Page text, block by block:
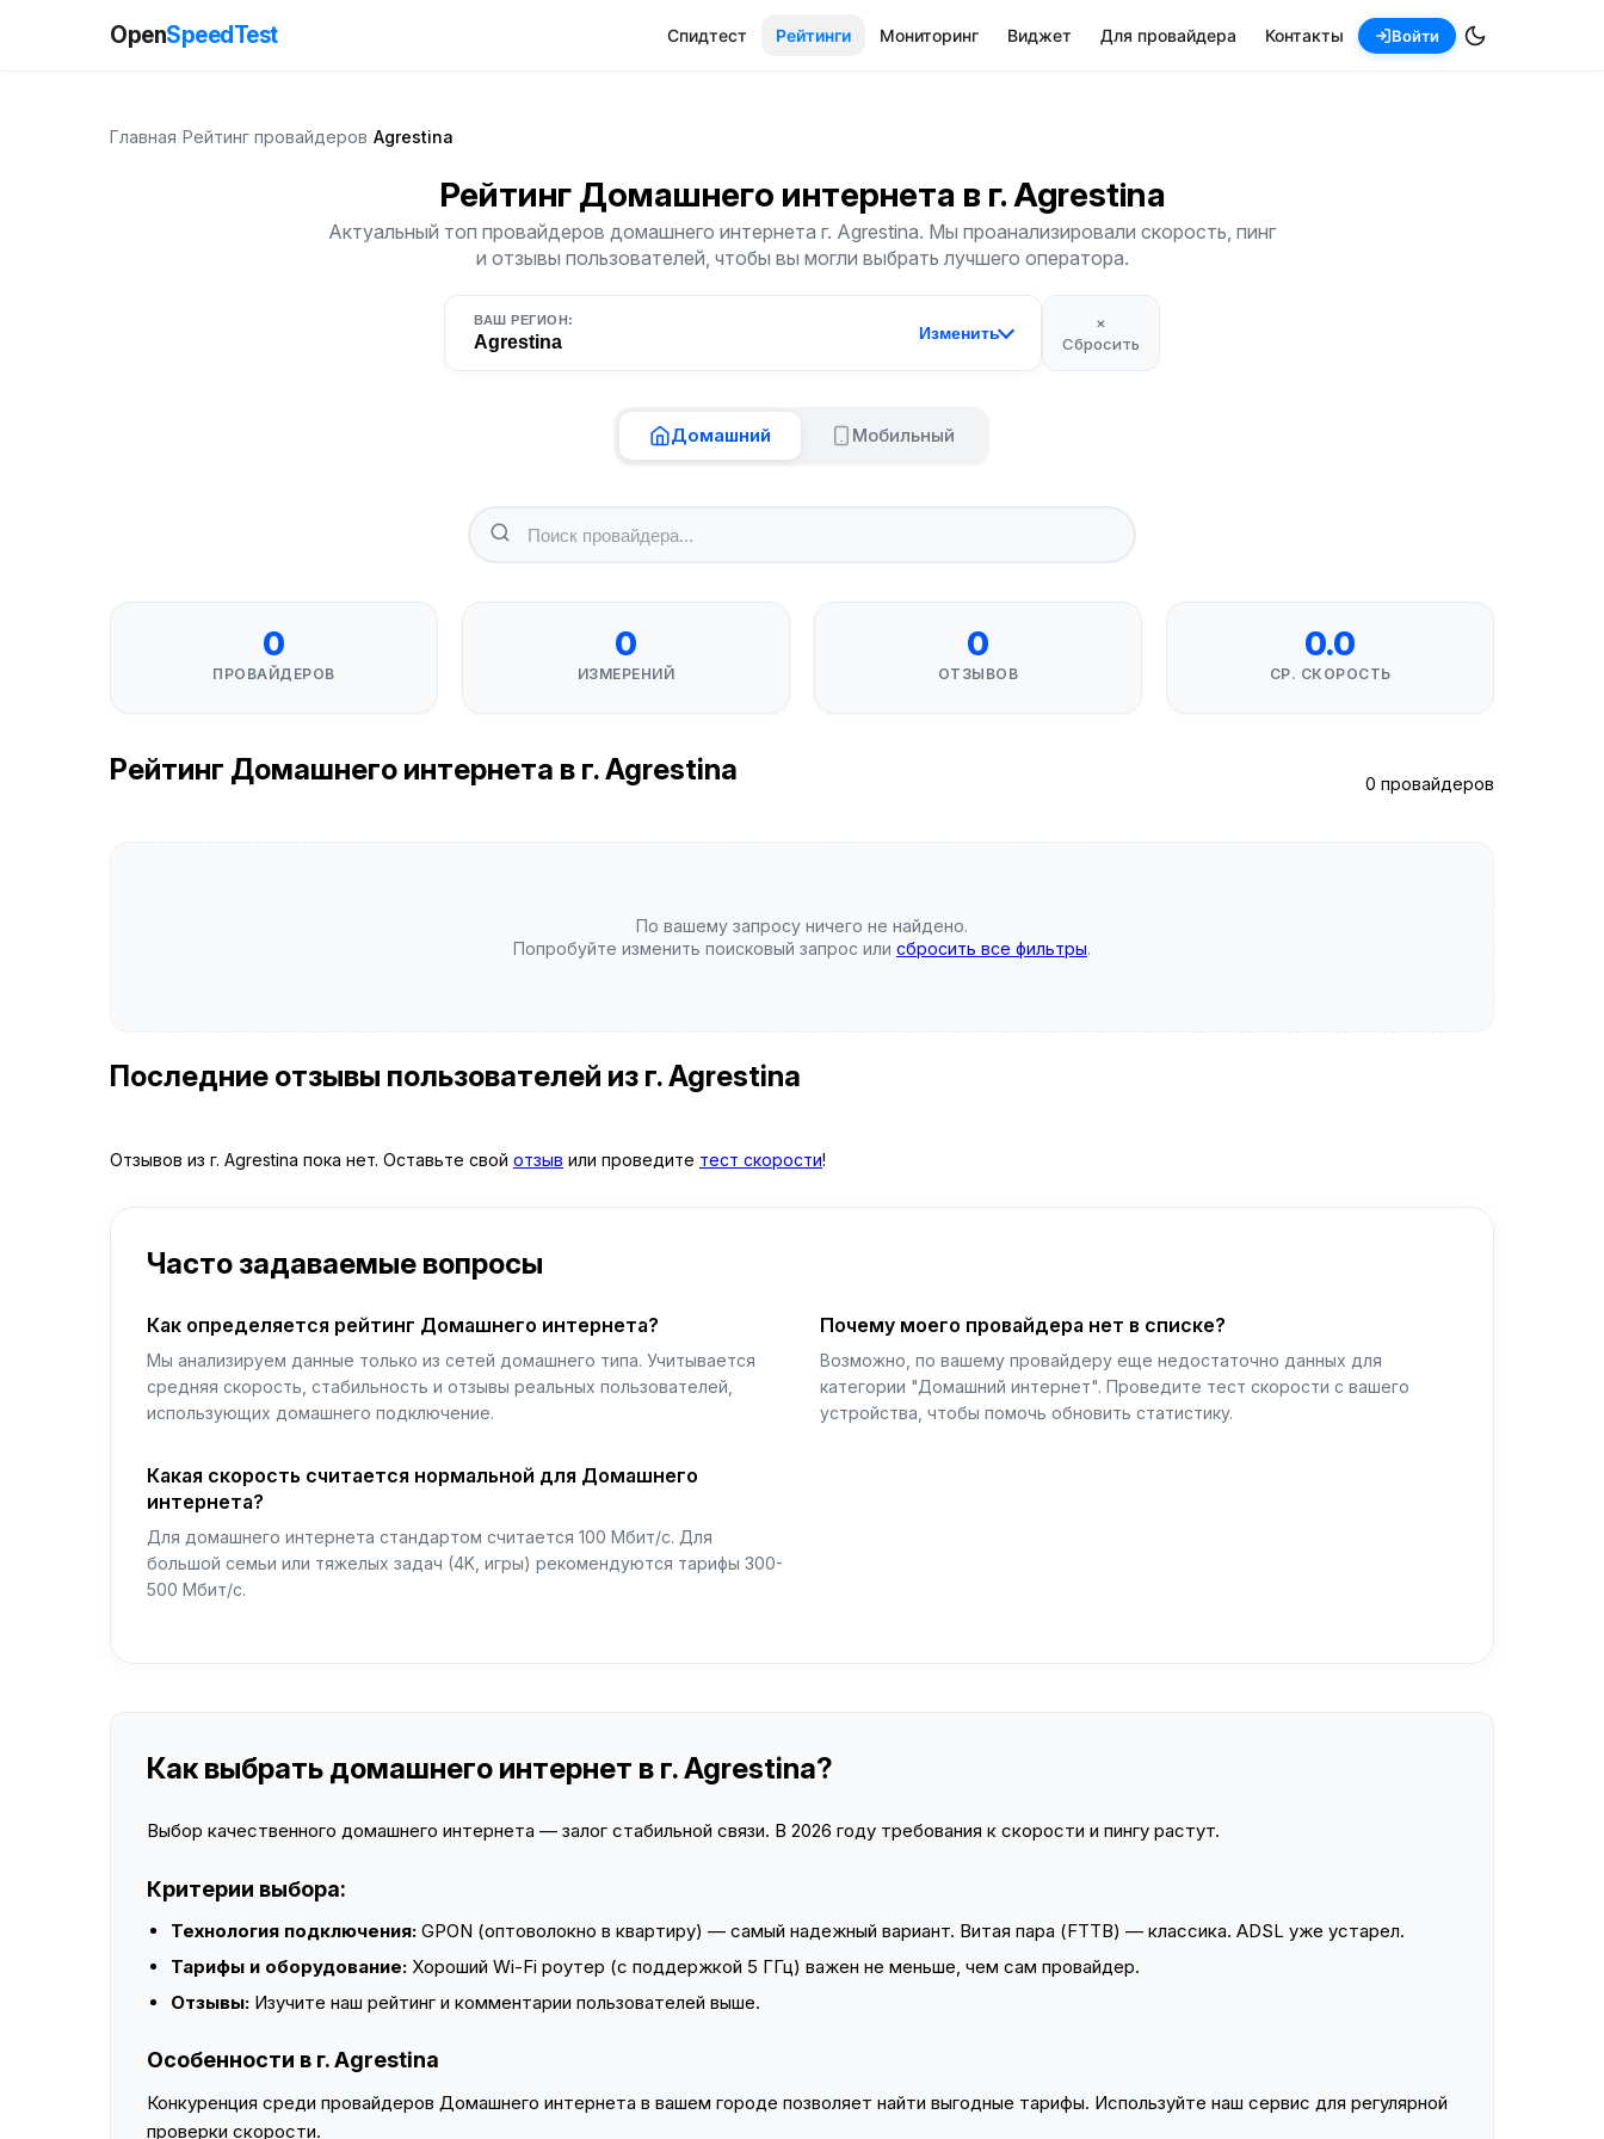
OpenSpeedTest Спидтест Рейтинги Мониторинг Виджет Для провайдера Контакты Войти
Главная Рейтинг провайдеров Agrestina
Рейтинг Домашнего интернета в г. Agrestina
Актуальный топ провайдеров домашнего интернета г. Agrestina. Мы проанализировали скорость, пинг
и отзывы пользователей, чтобы вы могли выбрать лучшего оператора.
ВАШ РЕГИОН:
Agrestina Изменить
×
Сбросить
Домашний Мобильный
0
ПРОВАЙДЕРОВ
0
ИЗМЕРЕНИЙ
0
ОТЗЫВОВ
0.0
СР. СКОРОСТЬ
Рейтинг Домашнего интернета в г. Agrestina 0 провайдеров
По вашему запросу ничего не найдено.
Попробуйте изменить поисковый запрос или сбросить все фильтры.
Последние отзывы пользователей из г. Agrestina
Отзывов из г. Agrestina пока нет. Оставьте свой отзыв или проведите тест скорости!
Часто задаваемые вопросы
Как определяется рейтинг Домашнего интернета?
Мы анализируем данные только из сетей домашнего типа. Учитывается
средняя скорость, стабильность и отзывы реальных пользователей,
использующих домашнего подключение.
Почему моего провайдера нет в списке?
Возможно, по вашему провайдеру еще недостаточно данных для
категории "Домашний интернет". Проведите тест скорости с вашего
устройства, чтобы помочь обновить статистику.
Какая скорость считается нормальной для Домашнего
интернета?
Для домашнего интернета стандартом считается 100 Мбит/с. Для
большой семьи или тяжелых задач (4K, игры) рекомендуются тарифы 300-
500 Мбит/с.
Как выбрать домашнего интернет в г. Agrestina?
Выбор качественного домашнего интернета — залог стабильной связи. В 2026 году требования к скорости и пингу растут.
Критерии выбора:
Технология подключения: GPON (оптоволокно в квартиру) — самый надежный вариант. Витая пара (FTTB) — классика. ADSL уже устарел.
Тарифы и оборудование: Хороший Wi-Fi роутер (с поддержкой 5 ГГц) важен не меньше, чем сам провайдер.
Отзывы: Изучите наш рейтинг и комментарии пользователей выше.
Особенности в г. Agrestina
Конкуренция среди провайдеров Домашнего интернета в вашем городе позволяет найти выгодные тарифы. Используйте наш сервис для регулярной
проверки скорости.